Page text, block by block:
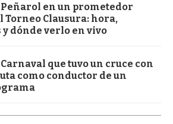
Peñarol en un prometedor
Torneo Clausura: hora,
dónde verlo en vivo
que tuvo un cruce con
como conductor de un